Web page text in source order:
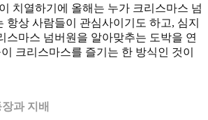
치열하기에 올해는 누가 크리스마스 넘
항상 사람들이 관심사이기도 하고, 심지
스마스 넘버원을 알아맞추는 도박을 연
크리스마스를 즐기는 한 방식인 것이
과 지배